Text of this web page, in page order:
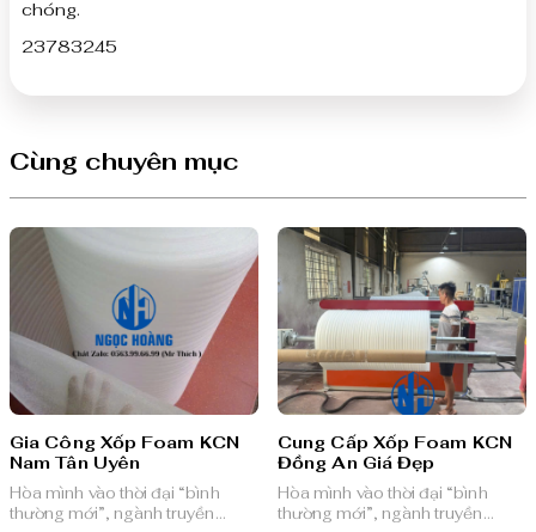
chóng.
23783245
Cùng chuyên mục
Gia Công Xốp Foam KCN
Nam Tân Uyên
Hòa mình vào thời đại “bình
thường mới”, ngành truyền
Cung Cấp Xốp Foam KCN
Đồng An Giá Đẹp
Hòa mình vào thời đại “bình
thường mới”, ngành truyền